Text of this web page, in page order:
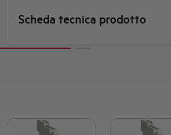
Dichiarazione DOC CE
conformità CE)